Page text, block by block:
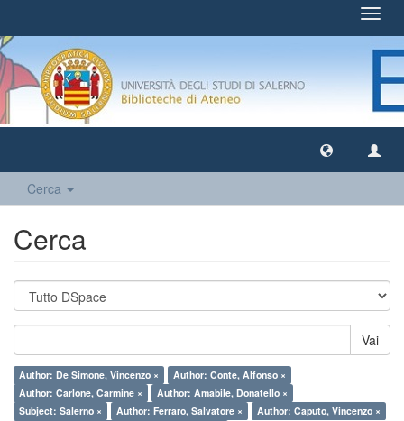
Cerca
Cerca
Vai
Author: De Simone, Vincenzo ×
Author: Conte, Alfonso ×
Author: Carlone, Carmine ×
Author: Amabile, Donatello ×
Subject: Salerno ×
Author: Ferraro, Salvatore ×
Author: Caputo, Vincenzo ×